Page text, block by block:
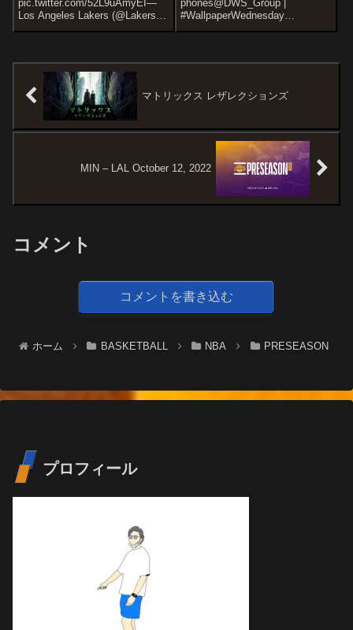
pic.twitter.com/52L9uAmyEI—
Los Angeles Lakers (@Lakers)
October 4, 2022ついに20シーズ
phones@DWS_Group |
#WallpaperWednesday
pic.twitter.com/U8g3uvQ5eW—
マトリックス レザレクションズ
MIN – LAL October 12, 2022
コメント
コメントを書き込む
ホーム BASKETBALL NBA PRESEASON
プロフィール